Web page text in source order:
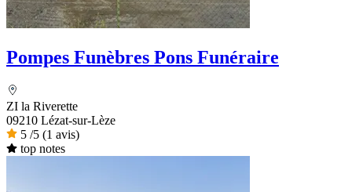
Pompes Funèbres Pons Funéraire
ZI la Riverette
09210 Lézat-sur-Lèze
5 /5 (1 avis)
top notes